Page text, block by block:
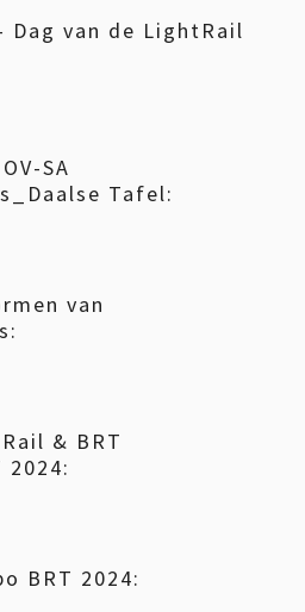
Dag van de LightRail
SA
Tafel:
van
& BRT
2024:
BRT 2024: